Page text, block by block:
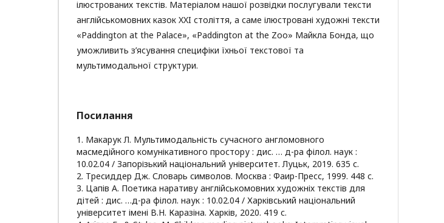
ілюстрованих текстів. Матеріалом нашої розвідки послугували тексти
англійськомовних казок XXI століття, а саме ілюстровані художні тексти
«Paddington at the Palace», «Paddington at the Zoo» Майкла Бонда, що
уможливить з’ясування специфіки їхньої текстової та
мультимодальної структури.
Посилання
1. Макарук Л. Мультимодальність сучасного англомовного
масмедійного комунікативного простору : дис. … д-ра філол. наук :
10.02.04 / Запорізький національний університет. Луцьк, 2019. 635 с.
2. Тресиддер Дж. Словарь символов. Москва : Фаир-Пресс, 1999. 448 с.
3. Цапів А. Поетика наративу англійськомовних художніх текстів для
дітей : дис. …д-ра філол. наук : 10.02.04 / Харківський національний
університет імені В.Н. Каразіна. Харків, 2020. 419 с.